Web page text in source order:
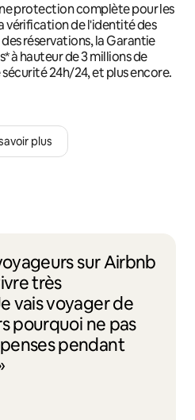
protection complète pour les
vérification de l'identité des
réservations, la Garantie
à hauteur de 3 millions de
sécurité 24h/24, et plus encore.
plus
sur Airbnb
très
vais voyager de
pourquoi ne pas
pendant